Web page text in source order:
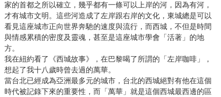
家的首都之所以確立，幾乎都有一條可以上岸的河，因為有河，
才有城市文明。這些河造成了左岸跟右岸的文化，東城總是可以
看見這座城市正向世界奔馳的速度與流行，而西城，不但是時間
與情感累積的密度及靈魂，甚至是這座城市學會「活著」的地
方。
我在紐約看了《西城故事》，在巴黎喝了所謂的「左岸咖啡」，
想起了我十八歲時曾去過的萬華。
當台北已經成為亞洲最多元的城市，台北的西城絕對有他在這個
時代被記錄下來的重要性，而「萬華」就是這個西城最西邊的區